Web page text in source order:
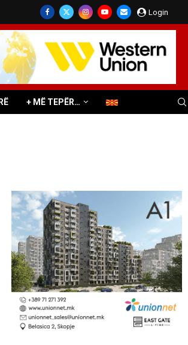
Login
+ MË TEPËR…